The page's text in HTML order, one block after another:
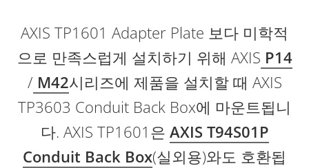
AXIS TP1601 Adapter Plate 보다 미학적
으로 만족스럽게 설치하기 위해 AXIS P14
/ M42시리즈에 제품을 설치할 때 AXIS
TP3603 Conduit Back Box에 마운트됩니
다. AXIS TP1601은 AXIS T94S01P
Conduit Back Box(실외용)와도 호환됩